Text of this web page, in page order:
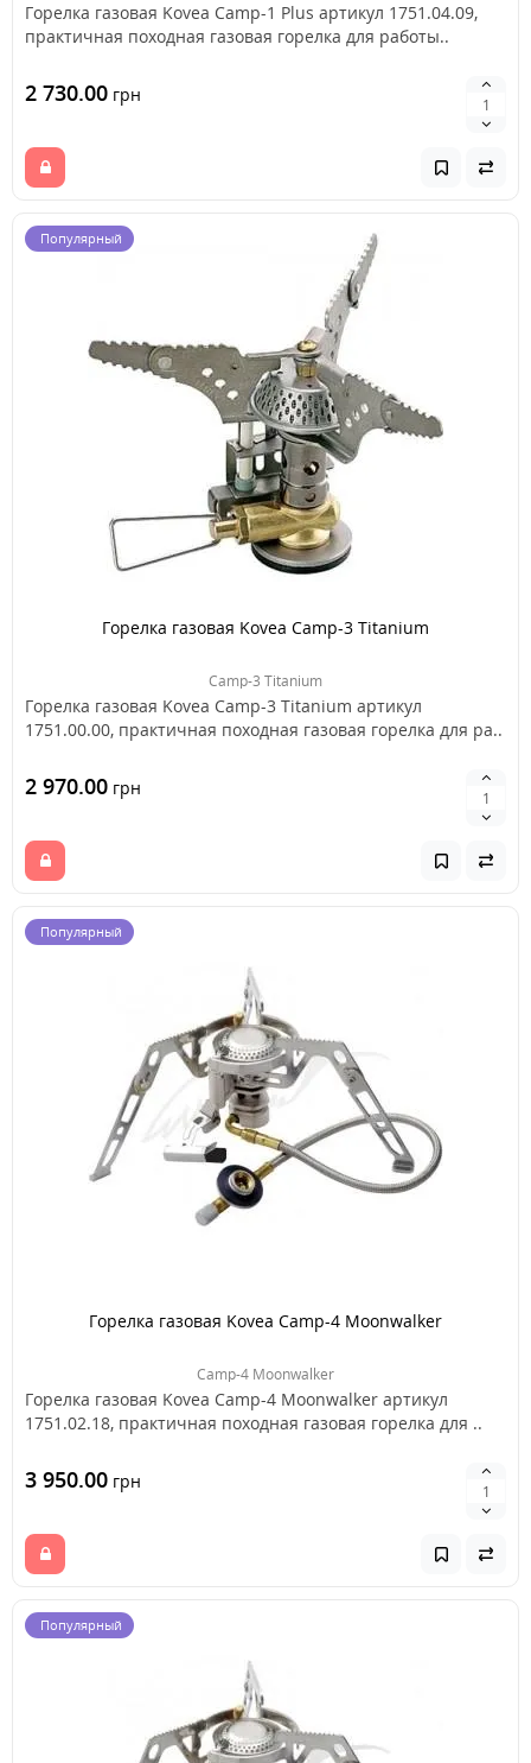
Горелка газовая Kovea Camp-1 Plus артикул 1751.04.09,
практичная походная газовая горелка для работы..
2 730.00 грн
Популярный
Горелка газовая Kovea Camp-3 Titanium
Camp-3 Titanium
Горелка газовая Kovea Camp-3 Titanium артикул
1751.00.00, практичная походная газовая горелка для ра..
2 970.00 грн
Популярный
Горелка газовая Kovea Camp-4 Moonwalker
Camp-4 Moonwalker
Горелка газовая Kovea Camp-4 Moonwalker артикул
1751.02.18, практичная походная газовая горелка для ..
3 950.00 грн
Популярный